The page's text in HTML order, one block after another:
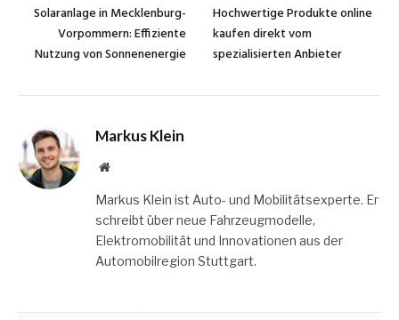
Solaranlage in Mecklenburg-
Vorpommern: Effiziente
Nutzung von Sonnenenergie
Hochwertige Produkte online
kaufen direkt vom
spezialisierten Anbieter
Markus Klein
Website
Markus Klein ist Auto- und Mobilitätsexperte. Er
schreibt über neue Fahrzeugmodelle,
Elektromobilität und Innovationen aus der
Automobilregion Stuttgart.